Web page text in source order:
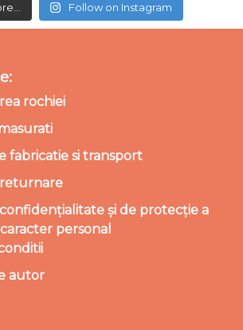
Follow on Instagram
rochiei
fabricatie si transport
și de protecție a
personal
autor